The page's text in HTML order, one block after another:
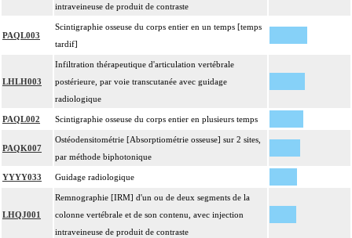
intraveineuse de produit de contraste
PAQL003
Scintigraphie osseuse du corps entier en un temps [temps
tardif]
LHLH003
Infiltration thérapeutique d'articulation vertébrale
postérieure, par voie transcutanée avec guidage
radiologique
PAQL002 Scintigraphie osseuse du corps entier en plusieurs temps
PAQK007
Ostéodensitométrie [Absorptiométrie osseuse] sur 2 sites,
par méthode biphotonique
YYYY033 Guidage radiologique
LHQJ001
Remnographie [IRM] d'un ou de deux segments de la
colonne vertébrale et de son contenu, avec injection
intraveineuse de produit de contraste